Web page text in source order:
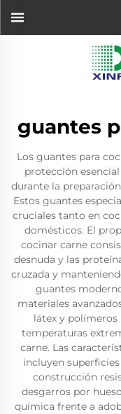
guantes
Los guantes para
protección
durante la
Estos guantes
cruciales tanto en
domésticos. El
cocinar carne
desnuda y las
cruzada y
guantes
materiales
látex y
temperaturas
carne. Las
incluyen
construcción
desgarros por
química frente a